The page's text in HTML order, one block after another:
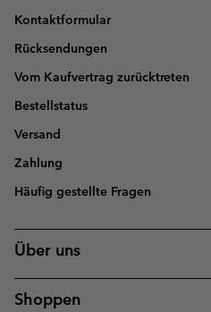
Kontaktformular
Rücksendungen
Vom Kaufvertrag zurücktreten
Bestellstatus
Versand
Zahlung
Häufig gestellte Fragen
Über uns
Shoppen